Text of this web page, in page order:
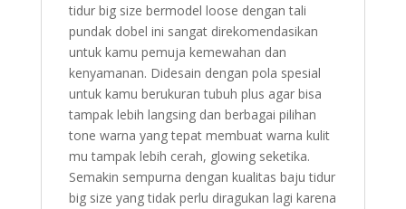
tidur big size bermodel loose dengan tali
pundak dobel ini sangat direkomendasikan
untuk kamu pemuja kemewahan dan
kenyamanan. Didesain dengan pola spesial
untuk kamu berukuran tubuh plus agar bisa
tampak lebih langsing dan berbagai pilihan
tone warna yang tepat membuat warna kulit
mu tampak lebih cerah, glowing seketika.
Semakin sempurna dengan kualitas baju tidur
big size yang tidak perlu diragukan lagi karena